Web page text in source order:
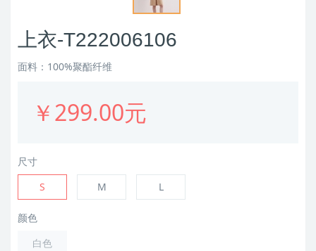
上衣-T222006106
面料：100%聚酯纤维
￥299.00元
尺寸
S
M L
颜色
白色